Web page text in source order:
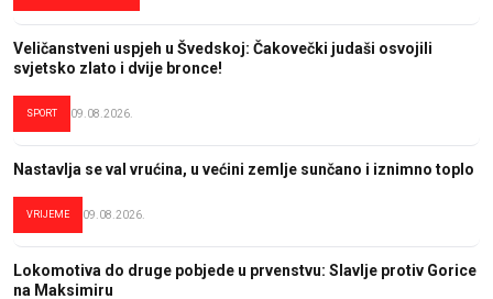
Veličanstveni uspjeh u Švedskoj: Čakovečki judaši osvojili
svjetsko zlato i dvije bronce!
SPORT 09.08.2026.
Nastavlja se val vrućina, u većini zemlje sunčano i iznimno toplo
VRIJEME 09.08.2026.
Lokomotiva do druge pobjede u prvenstvu: Slavlje protiv Gorice
na Maksimiru